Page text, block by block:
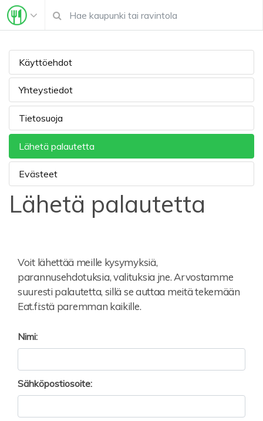
Käyttöehdot
Yhteystiedot
Tietosuoja
Lähetä palautetta
Evästeet
Lähetä palautetta
Voit lähettää meille kysymyksiä,
parannusehdotuksia, valituksia jne. Arvostamme
suuresti palautetta, sillä se auttaa meitä tekemään
Eat.fi:stä paremman kaikille.
Nimi:
Sähköpostiosoite: